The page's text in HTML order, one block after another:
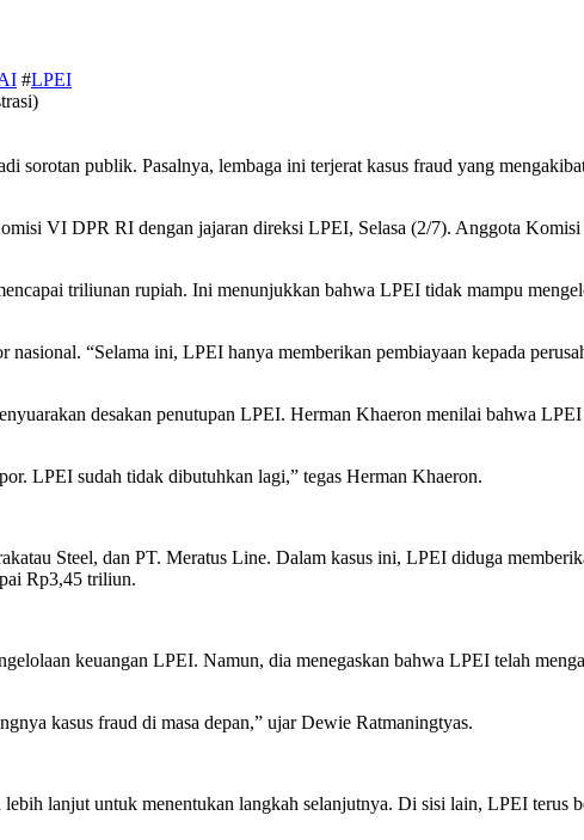
#LPEI
sorotan publik. Pasalnya, lembaga ini terjerat kasus fraud yang
VI DPR RI dengan jajaran direksi LPEI, Selasa (2/7). Anggota
triliunan rupiah. Ini menunjukkan bahwa LPEI tidak mampu
“Selama ini, LPEI hanya memberikan pembiayaan kepada
desakan penutupan LPEI. Herman Khaeron menilai bahwa
LPEI sudah tidak dibutuhkan lagi,” tegas Herman Khaeron.
Steel, dan PT. Meratus Line. Dalam kasus ini, LPEI diduga
Rp3,45 triliun.
keuangan LPEI. Namun, dia menegaskan bahwa LPEI telah
kasus fraud di masa depan,” ujar Dewie Ratmaningtyas.
lanjut untuk menentukan langkah selanjutnya. Di sisi lain, LPEI terus